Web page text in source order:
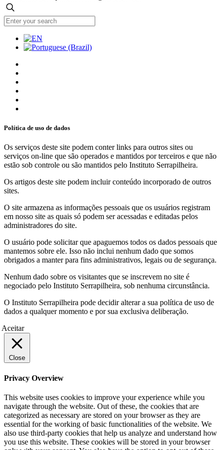
Política de uso de dados
Os serviços deste site podem conter links para outros sites ou
serviços on-line que são operados e mantidos por terceiros e que não
estão sob controle ou são mantidos pelo Instituto Serrapilheira.
Os artigos deste site podem incluir conteúdo incorporado de outros
sites.
O site armazena as informações pessoais que os usuários registram
em nosso site as quais só podem ser acessadas e editadas pelos
administradores do site.
O usuário pode solicitar que apaguemos todos os dados pessoais que
mantemos sobre ele. Isso não inclui nenhum dado que somos
obrigados a manter para fins administrativos, legais ou de segurança.
Nenhum dado sobre os visitantes que se inscrevem no site é
negociado pelo Instituto Serrapilheira, sob nenhuma circunstância.
O Instituto Serrapilheira pode decidir alterar a sua política de uso de
dados a qualquer momento e por sua exclusiva deliberação.
Aceitar
Close
Privacy Overview
This website uses cookies to improve your experience while you
navigate through the website. Out of these, the cookies that are
categorized as necessary are stored on your browser as they are
essential for the working of basic functionalities of the website. We
also use third-party cookies that help us analyze and understand how
you use this website. These cookies will be stored in your browser